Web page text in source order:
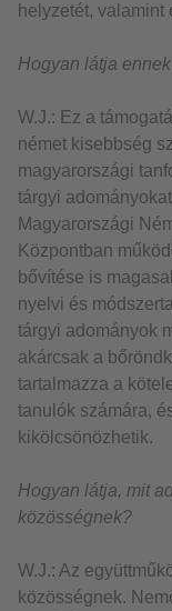
helyzetét, valamint
Hogyan látja
W.J.: Ez a
német kisebbség
magyarországi
tárgyi
Magyarországi
Központban
bővítése is
nyelvi és
tárgyi adományok
akárcsak a
tartalmazza a
tanulók számára,
kikölcsönözhetik.
Hogyan látja, mit
közösségnek?
W.J.: Az
közösségnek.